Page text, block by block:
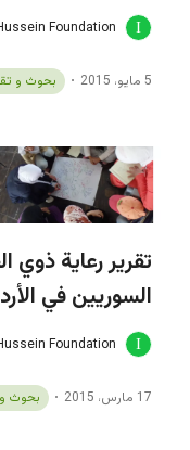
Foundation
5 مايو، 2015 بحوث و
تقرير رعاية ذوي
السوريين في
Foundation
17 مارس، 2015 بحوث و